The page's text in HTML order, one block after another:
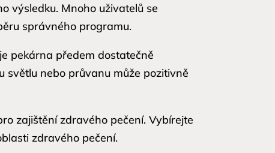
výsledku. Mnoho uživatelů se
správného programu.
pekárna předem dostatečně
nebo průvanu může pozitivně
zajištění zdravého pečení. Vybírejte
zdravého pečení.